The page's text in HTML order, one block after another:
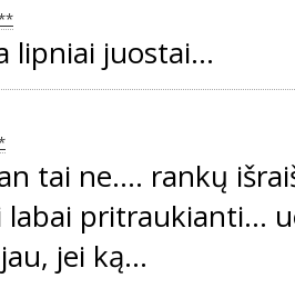
lipniai juostai...
tai ne.... rankų
labai pritraukianti...
jei ką...